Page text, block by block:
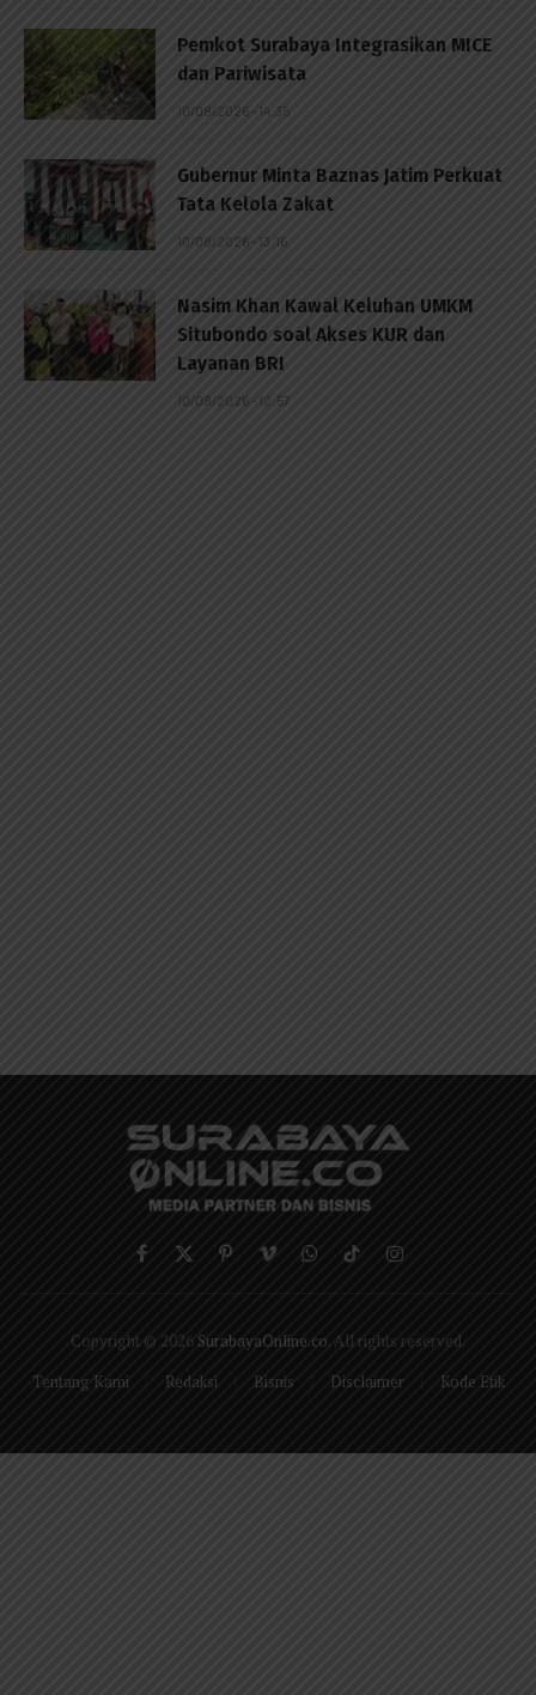
Pemkot Surabaya Integrasikan MICE
dan Pariwisata
10/08/2026 - 14:35
Gubernur Minta Baznas Jatim Perkuat
Tata Kelola Zakat
10/08/2026 - 13:16
Nasim Khan Kawal Keluhan UMKM
Situbondo soal Akses KUR dan
Layanan BRI
10/08/2026 - 12:57
Facebook
X
PinterestVimeoWhatsApp
TikTokInstagram
Copyright © 2026 SurabayaOnline.co. All rights reserved.
Tentang Kami
Redaksi Bisnis Disclaimer Kode Etik